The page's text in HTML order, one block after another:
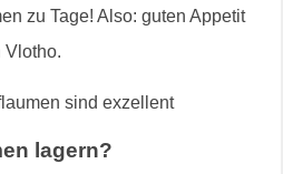
zu Tage! Also: guten Appetit
Vlotho.
lagern?